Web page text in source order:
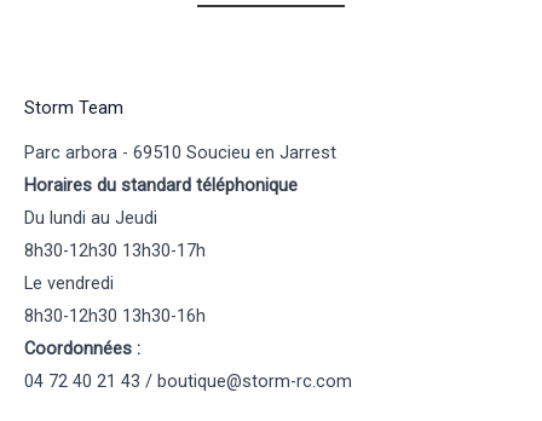
Storm Team
Parc arbora - 69510 Soucieu en Jarrest
Horaires du standard téléphonique
Du lundi au Jeudi
8h30-12h30 13h30-17h
Le vendredi
8h30-12h30 13h30-16h
Coordonnées :
04 72 40 21 43 / boutique@storm-rc.com